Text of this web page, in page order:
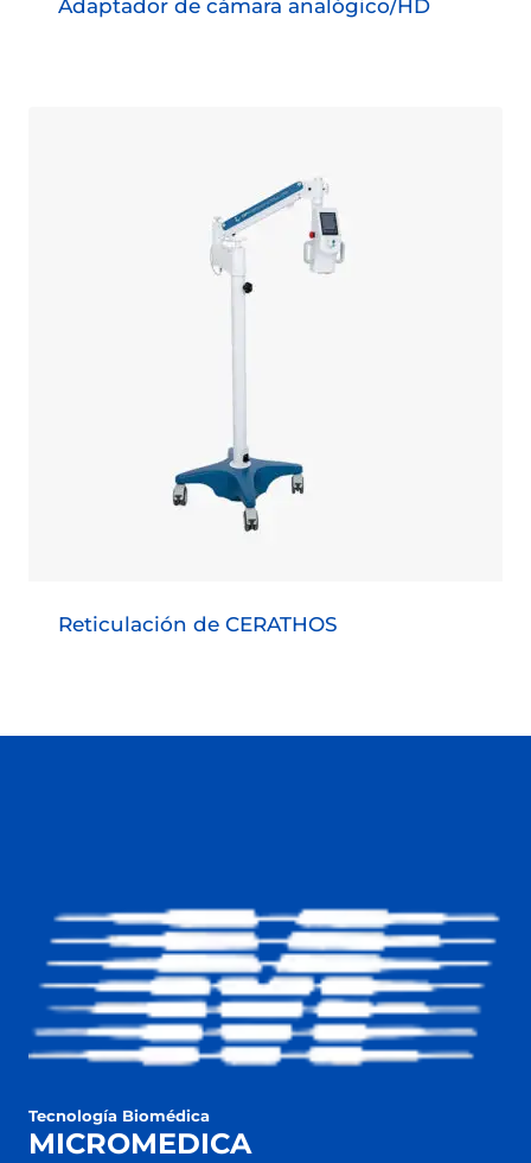
Adaptador de cámara analógico/HD
Reticulación de CERATHOS
Tecnología Biomédica
MICROMEDICA